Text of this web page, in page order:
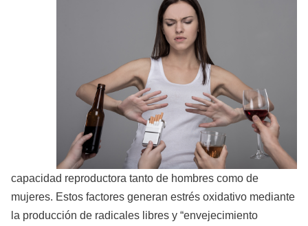
capacidad reproductora tanto de hombres como de
mujeres. Estos factores generan estrés oxidativo mediante
la producción de radicales libres y “envejecimiento